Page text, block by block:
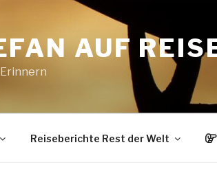
AUF
Reiseberichte Rest der Welt